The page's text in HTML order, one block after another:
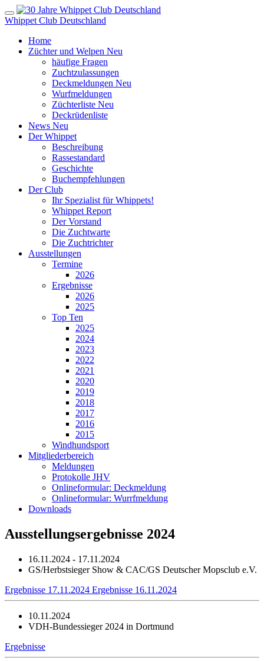
Whippet Club Deutschland
Home
Züchter und Welpen Neu
häufige Fragen
Zuchtzulassungen
Deckmeldungen Neu
Wurfmeldungen
Züchterliste Neu
Deckrüdenliste
News Neu
Der Whippet
Beschreibung
Rassestandard
Geschichte
Buchempfehlungen
Der Club
Ihr Spezialist für Whippets!
Whippet Report
Der Vorstand
Die Zuchtwarte
Die Zuchtrichter
Ausstellungen
Termine
2026
Ergebnisse
2026
2025
Top Ten
2025
2024
2023
2022
2021
2020
2019
2018
2017
2016
2015
Windhundsport
Mitgliederbereich
Meldungen
Protokolle JHV
Onlineformular: Deckmeldung
Onlineformular: Wurrfmeldung
Downloads
Ausstellungsergebnisse 2024
16.11.2024 - 17.11.2024
GS/Herbstsieger Show & CAC/GS Deutscher Mopsclub e.V.
Ergebnisse 17.11.2024 Ergebnisse 16.11.2024
10.11.2024
VDH-Bundessieger 2024 in Dortmund
Ergebnisse